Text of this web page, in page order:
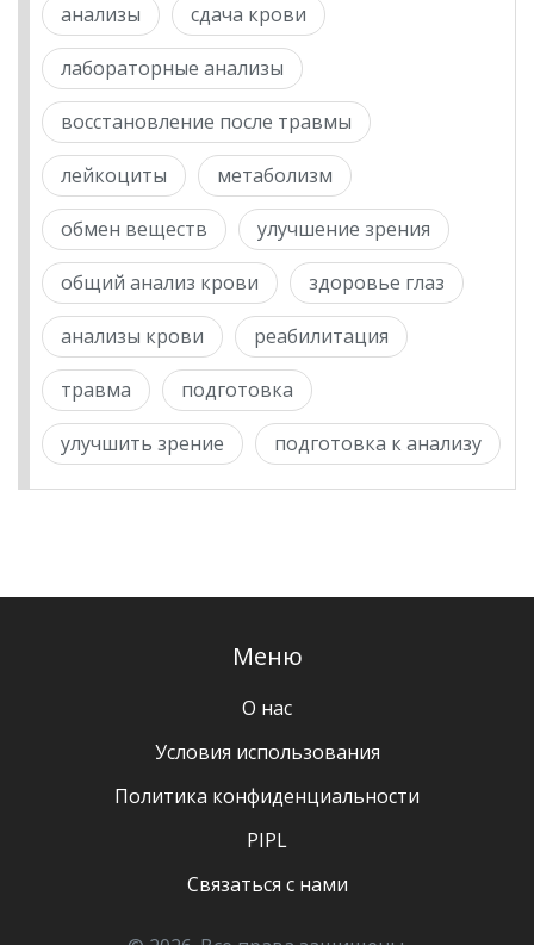
анализы сдача крови
лабораторные анализы
восстановление после травмы
лейкоциты метаболизм
обмен веществ улучшение зрения
общий анализ крови здоровье глаз
анализы крови реабилитация
травма подготовка
улучшить зрение подготовка к анализу
Меню
О нас
Условия использования
Политика конфиденциальности
PIPL
Связаться с нами